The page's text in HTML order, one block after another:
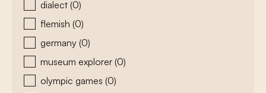
dialect (0)
flemish (0)
germany (0)
museum explorer (0)
olympic games (0)